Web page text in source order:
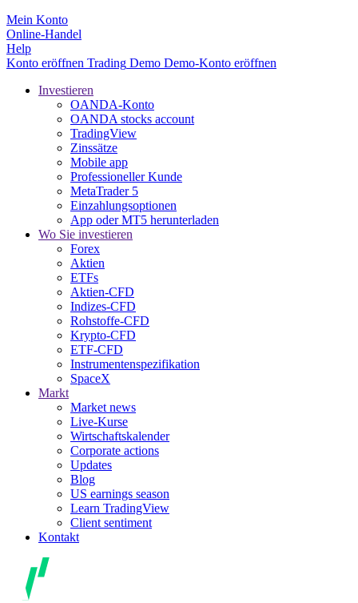
Mein Konto
Online-Handel
Help
Konto eröffnen Trading Demo Demo-Konto eröffnen
Investieren
OANDA-Konto
OANDA stocks account
TradingView
Zinssätze
Mobile app
Professioneller Kunde
MetaTrader 5
Einzahlungsoptionen
App oder MT5 herunterladen
Wo Sie investieren
Forex
Aktien
ETFs
Aktien-CFD
Indizes-CFD
Rohstoffe-CFD
Krypto-CFD
ETF-CFD
Instrumentenspezifikation
SpaceX
Markt
Market news
Live-Kurse
Wirtschaftskalender
Corporate actions
Updates
Blog
US earnings season
Learn TradingView
Client sentiment
Kontakt